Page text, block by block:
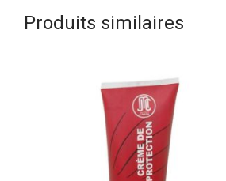
Produits similaires